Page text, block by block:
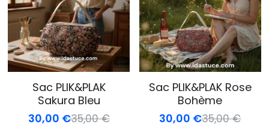
Sac PLIK&PLAK
Sakura Bleu
30,00 €35,00 €
Sac PLIK&PLAK Rose
Bohème
30,00 €35,00 €